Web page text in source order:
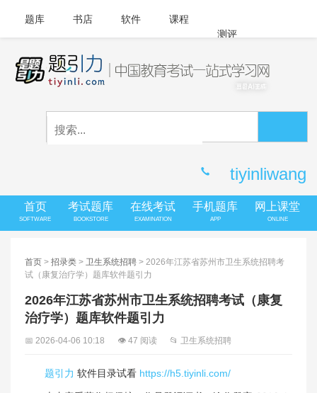
题库 书店 软件
课程
测评
APP下载
tiyinliwang
首页
SOFTWARE
考试题库
BOOKSTORE
在线考试
EXAMINATION
手机题库
APP
网上课堂
ONLINE
首页 > 招录类 > 卫生系统招聘 > 2026年江苏省苏州市卫生系统招聘考
试（康复治疗学）题库软件题引力
2026年江苏省苏州市卫生系统招聘考试（康复
治疗学）题库软件题引力
📅 2026-04-06 10:18 👁 47 阅读 📂 卫生系统招聘
题引力 软件目录试看 https://h5.tiyinli.com/